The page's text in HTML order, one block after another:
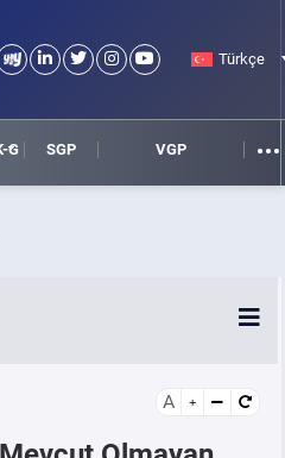
Türkçe
G SGP VGP
A